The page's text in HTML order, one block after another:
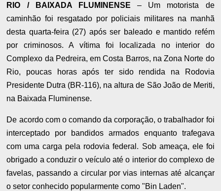
RIO / BAIXADA FLUMINENSE – Um motorista de
caminhão foi resgatado por policiais militares na manhã
desta quarta-feira (27) após ser baleado e mantido refém
por criminosos. A vítima foi localizada no interior do
Complexo da Pedreira, em Costa Barros, na Zona Norte do
Rio, poucas horas após ter sido rendida na Rodovia
Presidente Dutra (BR-116), na altura de São João de Meriti,
na Baixada Fluminense.
De acordo com o comando da corporação, o trabalhador foi
interceptado por bandidos armados enquanto trafegava
com uma carga pela rodovia federal. Sob ameaça, ele foi
obrigado a conduzir o veículo até o interior do complexo de
favelas, passando a circular por vias internas até alcançar
o setor conhecido popularmente como "Bin Laden".